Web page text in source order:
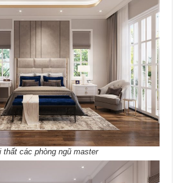
các phòng ngũ master